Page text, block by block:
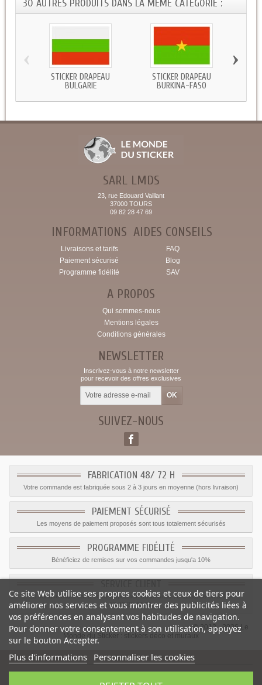
30 AUTRES PRODUITS DANS LA MÊME CATÉGORIE :
STICKER DRAPEAU
BULGARIE
STICKER DRAPEAU
BURKINA-FASO
‹ ›
SARL LMDS
23, rue Edouard Vaillant
37000 TOURS
09 82 28 47 69
INFORMATIONS
Livraisons et tarifs
Paiement sécurisé
Programme fidélité
AIDES CONSEILS
FAQ
Blog
SAV
A PROPOS
Qui sommes-nous
Mentions légales
Conditions générales
NEWSLETTER
Inscrivez-vous à notre newsletter
pour recevoir des offres exclusives
SUIVEZ-NOUS
FABRICATION 48/ 72 H
Votre commande est fabriquée sous 2 à 3 jours en moyenne (hors livraison)
PAIEMENT SÉCURISÉ
Les moyens de paiement proposés sont tous totalement sécurisés
PROGRAMME FIDÉLITÉ
Bénéficiez de remises sur vos commandes jusqu'a 10%
Le service client est a votre disposition du lundi au vendredi de 8h à 17h
09.82.28.47.69.
© 2012 - 2026 Le
Monde du Sticker :
stickers déco et muraux
Ce site Web utilise ses propres cookies et ceux de tiers pour
améliorer nos services et vous montrer des publicités liées à
vos préférences en analysant vos habitudes de navigation.
Pour donner votre consentement à son utilisation, appuyez
sur le bouton Accepter.
Plus d'informations Personnaliser les cookies